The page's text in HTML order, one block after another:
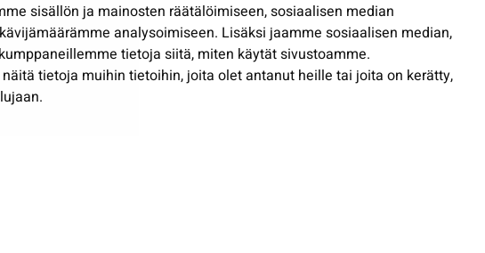
sisällön ja mainosten räätälöimiseen, sosiaalisen median
analysoimiseen. Lisäksi jaamme sosiaalisen median,
tietoja siitä, miten käytät sivustoamme.
tietoja muihin tietoihin, joita olet antanut heille tai joita on kerätty,